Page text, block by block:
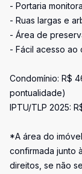
- Portaria
- Ruas largas e
- Área de
- Fácil acesso ao
Condomínio: R$
pontualidade)
IPTU/TLP 2025:
*A área do
confirmada junto
direitos, se não